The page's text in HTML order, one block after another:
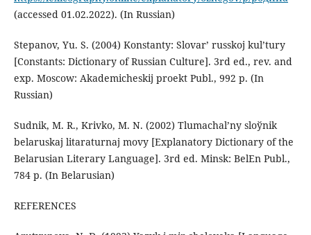
(accessed 01.02.2022). (In Russian)
Stepanov, Yu. S. (2004) Konstanty: Slovar’ russkoj kul’tury
[Constants: Dictionary of Russian Culture]. 3rd ed., rev. and
exp. Moscow: Akademicheskij proekt Publ., 992 p. (In
Russian)
Sudnik, M. R., Krivko, M. N. (2002) Tlumachal’ny sloўnik
belaruskaj litaraturnaj movy [Explanatory Dictionary of the
Belarusian Literary Language]. 3rd ed. Minsk: BelEn Publ.,
784 p. (In Belarusian)
REFERENCES